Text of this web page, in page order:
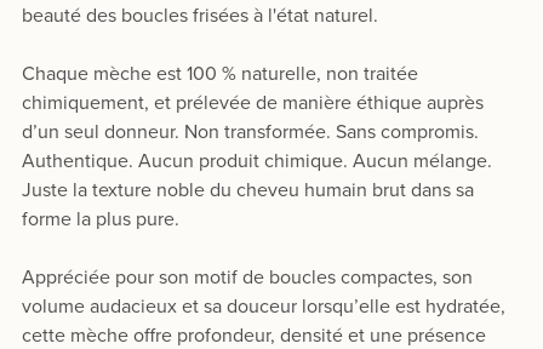
beauté des boucles frisées à l'état naturel.
Chaque mèche est 100 % naturelle, non traitée
chimiquement, et prélevée de manière éthique auprès
d’un seul donneur. Non transformée. Sans compromis.
Authentique. Aucun produit chimique. Aucun mélange.
Juste la texture noble du cheveu humain brut dans sa
forme la plus pure.
Appréciée pour son motif de boucles compactes, son
volume audacieux et sa douceur lorsqu’elle est hydratée,
cette mèche offre profondeur, densité et une présence